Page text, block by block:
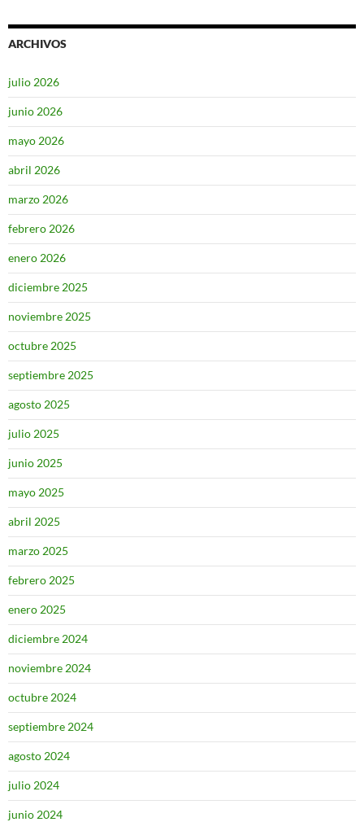
ARCHIVOS
julio 2026
junio 2026
mayo 2026
abril 2026
marzo 2026
febrero 2026
enero 2026
diciembre 2025
noviembre 2025
octubre 2025
septiembre 2025
agosto 2025
julio 2025
junio 2025
mayo 2025
abril 2025
marzo 2025
febrero 2025
enero 2025
diciembre 2024
noviembre 2024
octubre 2024
septiembre 2024
agosto 2024
julio 2024
junio 2024